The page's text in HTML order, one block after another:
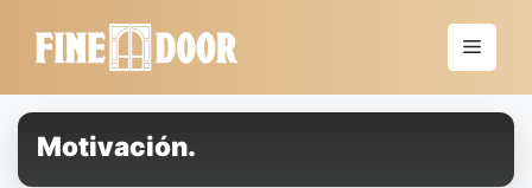
Menú
Motivación.